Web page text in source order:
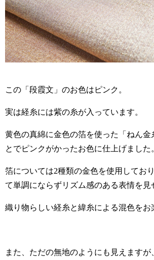
この「段霞文」のお色はピンク。
実は経糸には紫の糸が入っています。
黄色の真綿に金色の箔を使った「ねん金
とでピンクがかったお色に仕上げました
箔については2種類の金色を使用してお
て単調にならずリズム感のある表情を見
織り物らしい経糸と緯糸による混色をお
また、ただの無地のようにも見えます